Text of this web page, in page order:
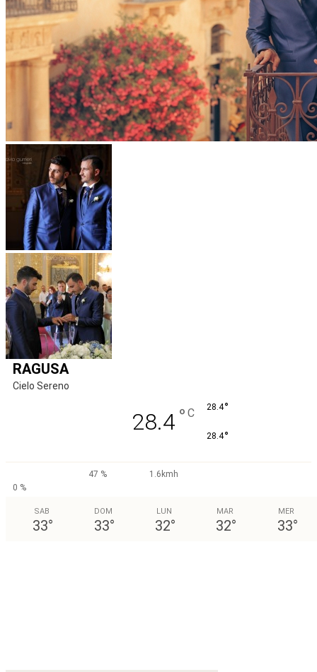
RAGUSA
Cielo Sereno
28.4 ° C 28.4°
28.4°
47 %
1.6kmh
0 %
SAB
33°
DOM
33°
LUN
32°
MAR
32°
MER
33°